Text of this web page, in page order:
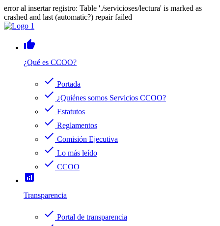
error al insertar registro: Table './servicioses/lectura' is marked as
crashed and last (automatic?) repair failed
thumb_up
¿Qué es CCOO?
check Portada
check ¿Quiénes somos Servicios CCOO?
check Estatutos
check Reglamentos
check Comisión Ejecutiva
check Lo más leído
check CCOO
analytics
Transparencia
check Portal de transparencia